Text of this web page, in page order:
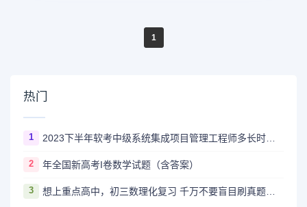
1
热门
1 2023下半年软考中级系统集成项目管理工程师多长时间出成绩
2 年全国新高考I卷数学试题（含答案）
3 想上重点高中，初三数理化复习 千万不要盲目刷真题卷和模拟卷！